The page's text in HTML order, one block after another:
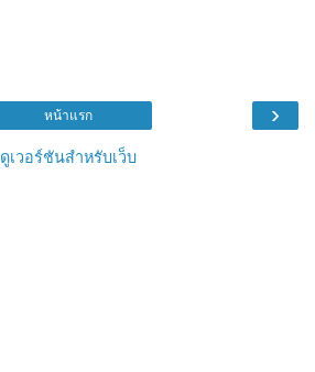
›
หน้าแรก
ดูเวอร์ชันสำหรับเว็บ